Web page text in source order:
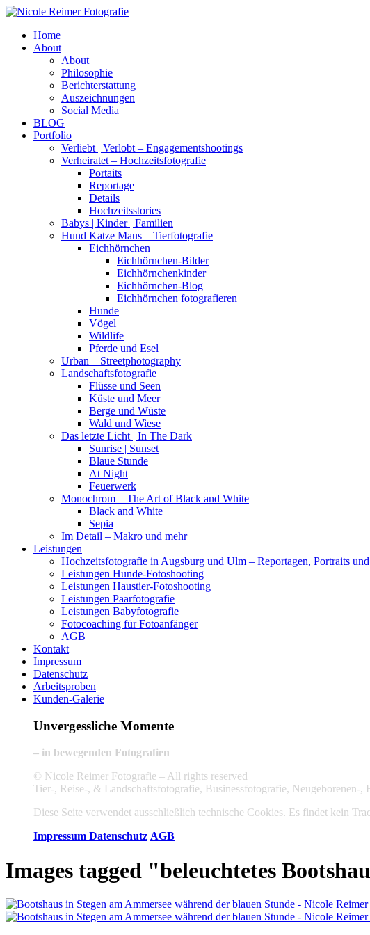
Home
About
About
Philosophie
Berichterstattung
Auszeichnungen
Social Media
BLOG
Portfolio
Verliebt | Verlobt – Engagementshootings
Verheiratet – Hochzeitsfotografie
Portaits
Reportage
Details
Hochzeitsstories
Babys | Kinder | Familien
Hund Katze Maus – Tierfotografie
Eichhörnchen
Eichhörnchen-Bilder
Eichhörnchenkinder
Eichhörnchen-Blog
Eichhörnchen fotografieren
Hunde
Vögel
Wildlife
Pferde und Esel
Urban – Streetphotography
Landschaftsfotografie
Flüsse und Seen
Küste und Meer
Berge und Wüste
Wald und Wiese
Das letzte Licht | In The Dark
Sunrise | Sunset
Blaue Stunde
At Night
Feuerwerk
Monochrom – The Art of Black and White
Black and White
Sepia
Im Detail – Makro und mehr
Leistungen
Hochzeitsfotografie in Augsburg und Ulm – Reportagen, Portraits
Leistungen Hunde-Fotoshooting
Leistungen Haustier-Fotoshooting
Leistungen Paarfotografie
Leistungen Babyfotografie
Fotocoaching für Fotoanfänger
AGB
Kontakt
Impressum
Datenschutz
Arbeitsproben
Kunden-Galerie
Unvergessliche Momente
– in bewegenden Fotografien
© Nicole Reimer Fotografie – All rights reserved
Tier-, Reise-, & Landschaftsfotografie, Businessfotografie,
Diese Seite verwendet ausschließlich technische Cookies. Es findet kein
Impressum Datenschutz AGB
Images tagged "beleuchtetes